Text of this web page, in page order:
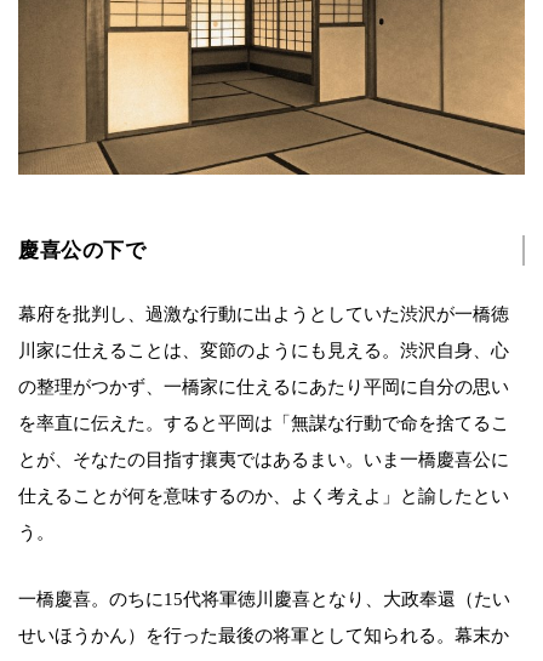
慶喜公の下で
幕府を批判し、過激な行動に出ようとしていた渋沢が一橋徳
川家に仕えることは、変節のようにも見える。渋沢自身、心
の整理がつかず、一橋家に仕えるにあたり平岡に自分の思い
を率直に伝えた。すると平岡は「無謀な行動で命を捨てるこ
とが、そなたの目指す攘夷ではあるまい。いま一橋慶喜公に
仕えることが何を意味するのか、よく考えよ」と諭したとい
う。
一橋慶喜。のちに15代将軍徳川慶喜となり、大政奉還（たい
せいほうかん）を行った最後の将軍として知られる。幕末か